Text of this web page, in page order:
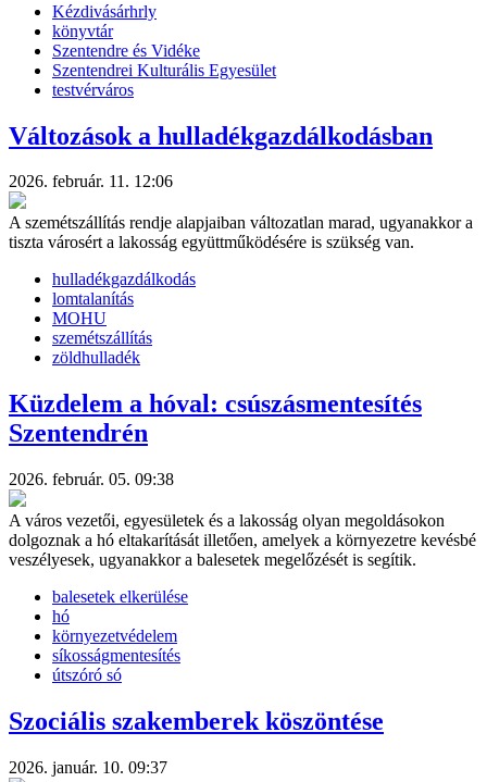
Kézdivásárhrly
könyvtár
Szentendre és Vidéke
Szentendrei Kulturális Egyesület
testvérváros
Változások a hulladékgazdálkodásban
2026. február. 11. 12:06
A szemétszállítás rendje alapjaiban változatlan marad, ugyanakkor a
tiszta városért a lakosság együttműködésére is szükség van.
hulladékgazdálkodás
lomtalanítás
MOHU
szemétszállítás
zöldhulladék
Küzdelem a hóval: csúszásmentesítés
Szentendrén
2026. február. 05. 09:38
A város vezetői, egyesületek és a lakosság olyan megoldásokon
dolgoznak a hó eltakarítását illetően, amelyek a környezetre kevésbé
veszélyesek, ugyanakkor a balesetek megelőzését is segítik.
balesetek elkerülése
hó
környezetvédelem
síkosságmentesítés
útszóró só
Szociális szakemberek köszöntése
2026. január. 10. 09:37